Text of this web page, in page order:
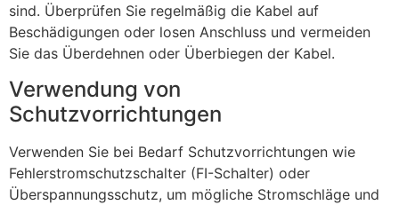
sind. Überprüfen Sie regelmäßig die Kabel auf
Beschädigungen oder losen Anschluss und vermeiden
Sie das Überdehnen oder Überbiegen der Kabel.
Verwendung von
Schutzvorrichtungen
Verwenden Sie bei Bedarf Schutzvorrichtungen wie
Fehlerstromschutzschalter (FI-Schalter) oder
Überspannungsschutz, um mögliche Stromschläge und